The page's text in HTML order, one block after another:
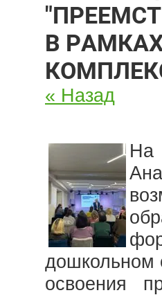
В
« Назад
На
дошкольном
освоения